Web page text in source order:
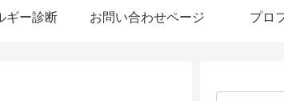
ギー診断 お問い合わせページ プロ